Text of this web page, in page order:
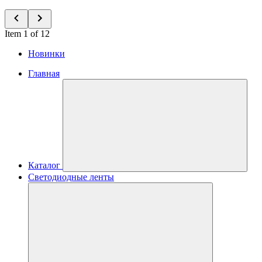
Item 1 of 12
Новинки
Главная
Каталог
Светодиодные ленты